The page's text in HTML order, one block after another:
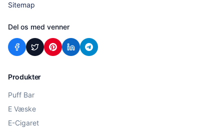
Sitemap
Del os med venner
Produkter
Puff Bar
E Væske
E-Cigaret